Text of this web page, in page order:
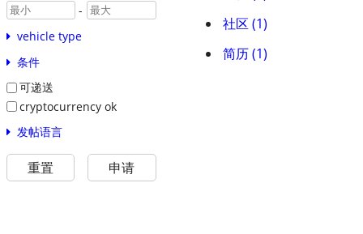
-
vehicle type
条件
可递送
cryptocurrency ok
发帖语言
重置 申请
社区 (1)
简历 (1)